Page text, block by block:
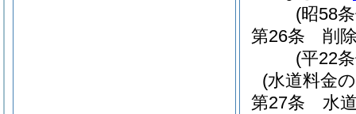
(昭58
第26条
削
(平22
(水道料金
第27条
水